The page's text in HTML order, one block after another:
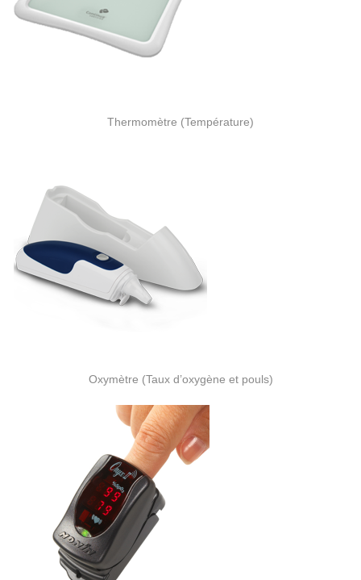
Thermomètre (Température)
Oxymètre (Taux d’oxygène et pouls)